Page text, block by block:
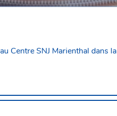
au Centre SNJ Marienthal dans la